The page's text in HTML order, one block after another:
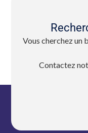
Vous cherchez un
Contactez